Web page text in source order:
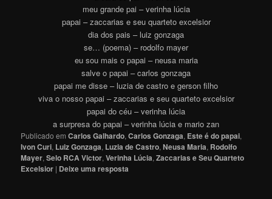
meu grande pai – verinha lúcia
papai – zaccarias e seu quarteto excelsior
dia dos pais – luiz gonzaga
se… (poema) – rodolfo mayer
eu sou mais o papai – neusa maria
salve o papai – carlos gonzaga
papai me disse – luzia de castro e gerson filho
viva o nosso papai – zaccarias e seu quarteto excelsior
papai do céu – verinha lúcia
a surpresa do papai – verinha lúcia e mario zan
Publicado em Carlos Galhardo,Carlos Gonzaga, Este é do papai,
Ivon Curi, Luiz Gonzaga, Luzia de Castro,Neusa Maria, Rodolfo
Mayer,Selo RCA Victor,Verinha Lúcia,Zaccarias e Seu Quarteto
Excelsior | Deixe uma resposta